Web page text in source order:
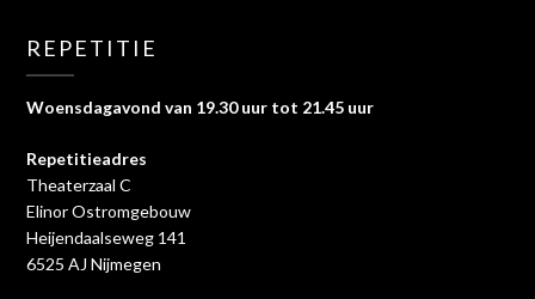
REPETITIE
Woensdagavond van 19.30 uur tot 21.45 uur
Repetitieadres
Theaterzaal C
Elinor Ostromgebouw
Heijendaalseweg 141
6525 AJ Nijmegen